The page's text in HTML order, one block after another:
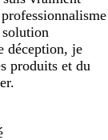
déception, je
produits et du